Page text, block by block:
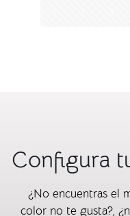
Configura
¿No encuentras el
color no te gusta?,